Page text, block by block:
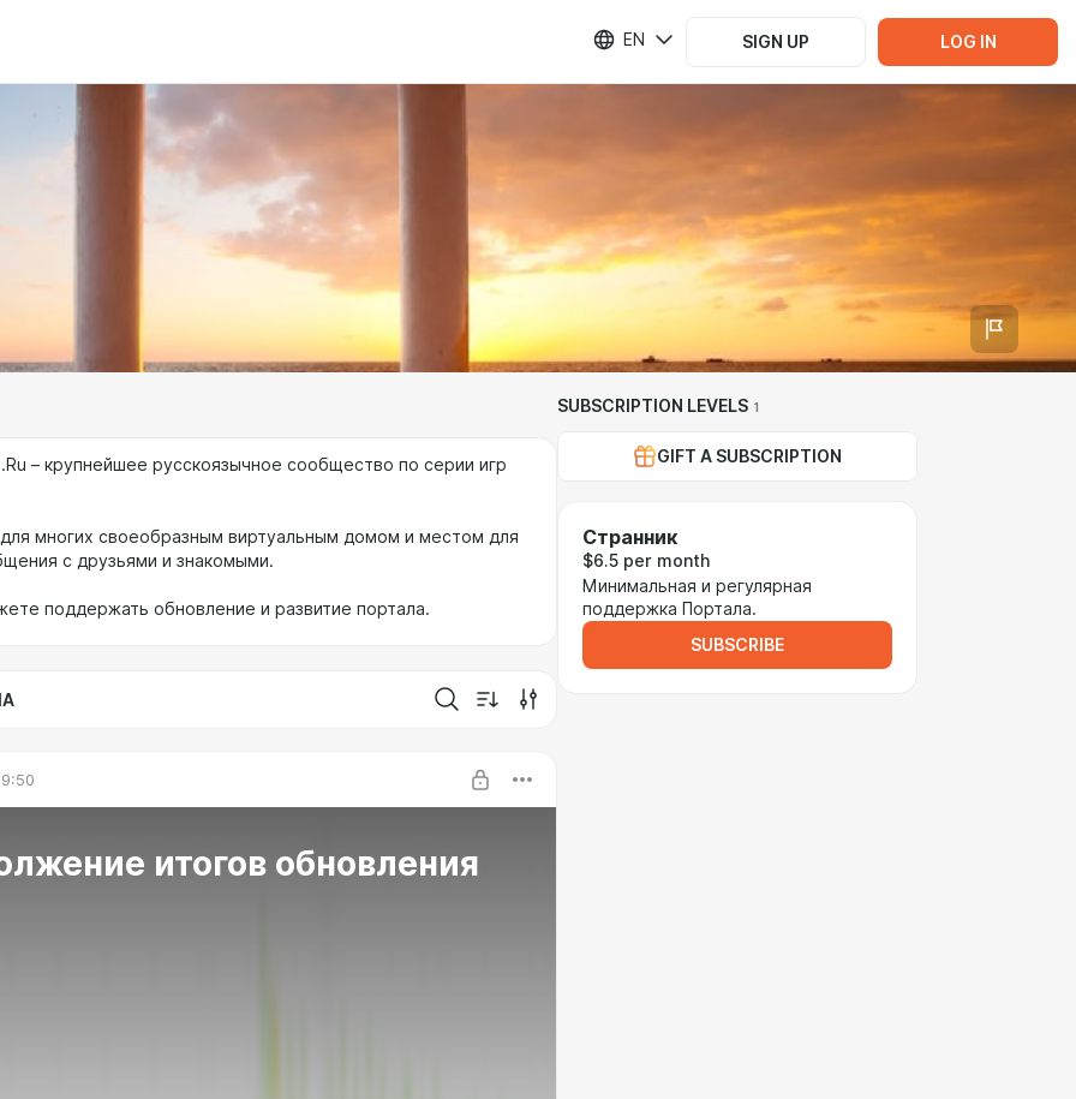
EN SIGN UP LOG IN
– крупнейшее русскоязычное сообщество по серии игр
многих своеобразным виртуальным домом и местом для
с друзьями и знакомыми.
поддержать обновление и развитие портала.
итогов обновления
SUBSCRIPTION LEVELS 1
GIFT A SUBSCRIPTION
Странник
$6.5 per month
Минимальная и регулярная
поддержка Портала.
SUBSCRIBE